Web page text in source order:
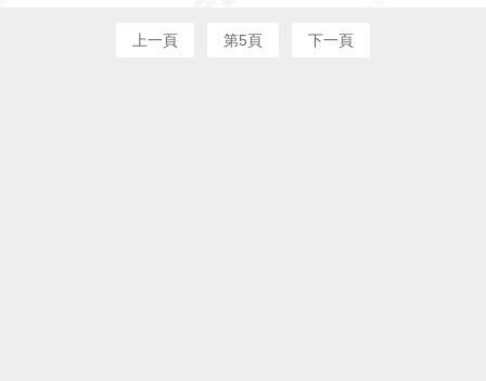
上一頁 第5頁 下一頁